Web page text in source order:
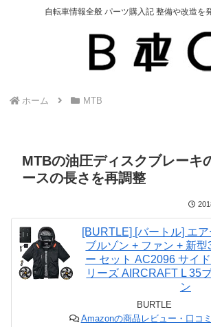
自転車情報全般 パーツ購入記 整備や改造を
ホーム MTB
MTBの油圧ディスクブレーキ
ースの長さを再調整
[BURTLE] [バートル] エ
ブルゾン + ファン + 新型
ー セット AC2096 サイ
リーズ AIRCRAFT L 35
ン
BURTLE
Amazonの商品レビュー・口コ